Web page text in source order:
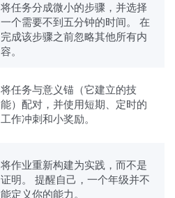
将任务分成微小的步骤，并选择
一个需要不到五分钟的时间。 在
完成该步骤之前忽略其他所有内
容。
将任务与意义锚（它建立的技
能）配对，并使用短期、定时的
工作冲刺和小奖励。
将作业重新构建为实践，而不是
证明。 提醒自己，一个年级并不
能定义你的能力。